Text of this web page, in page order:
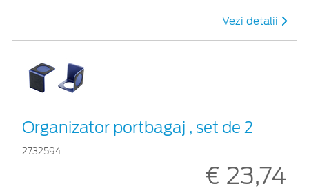
Vezi detalii
Organizator portbagaj , set de 2
2732594
€ 23,74